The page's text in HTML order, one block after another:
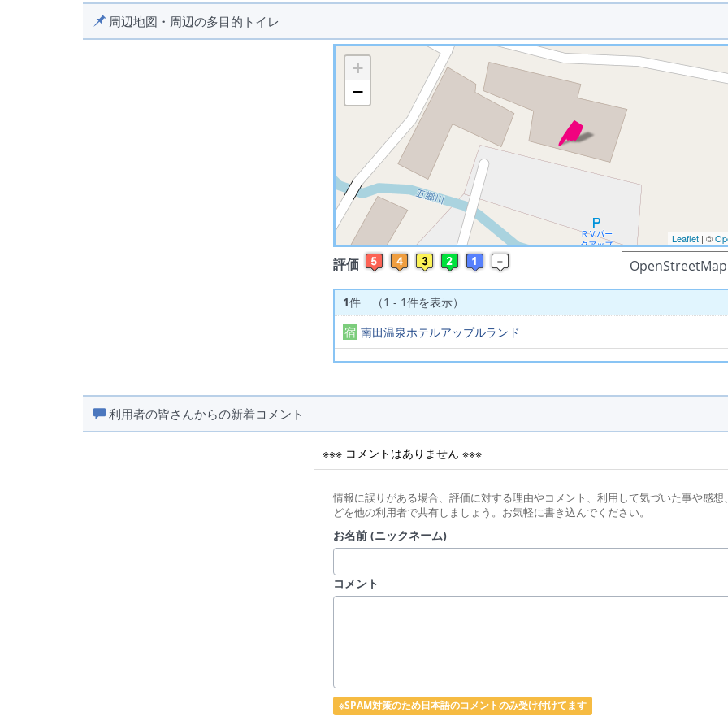
周辺地図・周辺の多目的トイレ
※ マップを検索、表示中です ※
+
−
Leaflet| ©
評価
1件 （1 - 1件を表示）
宿 南田温泉ホテルアップルランド
利用者の皆さんからの新着コメント
※※※ コメントはありません ※※※
情報に誤りがある場合、評価に対する理由やコメント、利用して気づいた事や感想
どを他の利用者で共有しましょう。お気軽に書き込んでください。
お名前 (ニックネーム)
コメント
※SPAM対策のため日本語のコメントのみ受け付けてます